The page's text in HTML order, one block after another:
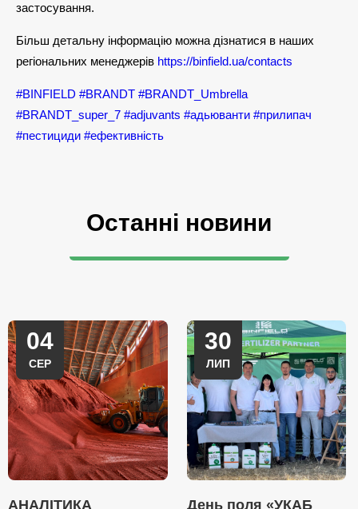
застосування.
Більш детальну інформацію можна дізнатися в наших
регіональних менеджерів https://binfield.ua/contacts
#BINFIELD #BRANDT #BRANDT_Umbrella
#BRANDT_super_7 #adjuvants #адьюванти #прилипач
#пестициди #ефективність
Останні новини
04
СЕР
АНАЛІТИКА
30
ЛИП
День поля «УКАБ